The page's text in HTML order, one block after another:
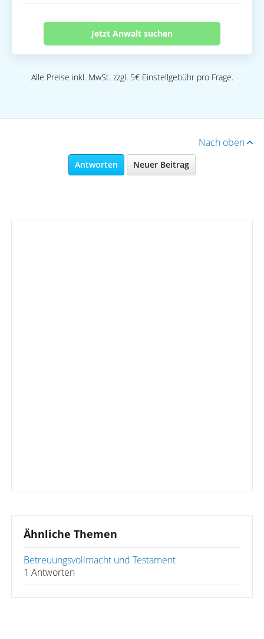
Jetzt Anwalt suchen
Alle Preise inkl. MwSt. zzgl. 5€ Einstellgebühr pro Frage.
Nach oben
Antworten Neuer Beitrag
Ähnliche Themen
Betreuungsvollmacht und Testament
1 Antworten